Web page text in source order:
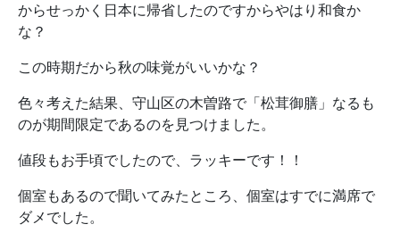
からせっかく日本に帰省したのですからやはり和食か
な？
この時期だから秋の味覚がいいかな？
色々考えた結果、守山区の木曽路で「松茸御膳」なるも
のが期間限定であるのを見つけました。
値段もお手頃でしたので、ラッキーです！！
個室もあるので聞いてみたところ、個室はすでに満席で
ダメでした。